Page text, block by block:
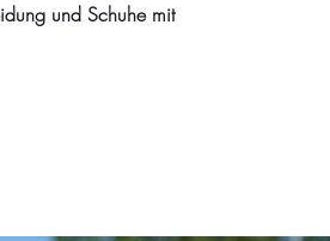
und Schuhe mit